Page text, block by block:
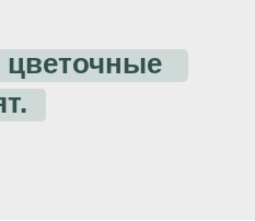
цветочные